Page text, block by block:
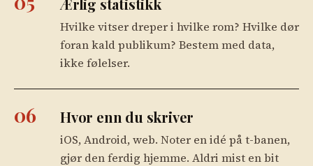
Hvilke vitser dreper i hvilke rom? Hvilke dør
foran kald publikum? Bestem med data,
ikke følelser.
06 Hvor enn du skriver
iOS, Android, web. Noter en idé på t-banen,
gjør den ferdig hjemme. Aldri mist en bit